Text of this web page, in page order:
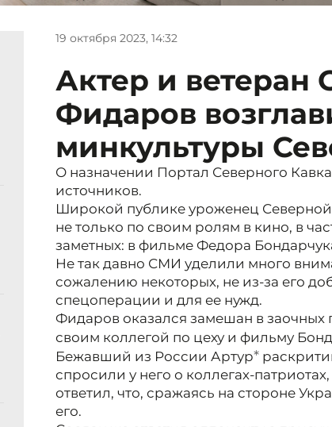
19 октября 2023, 14:32
Актер и ветеран
Фидаров
минкультуры
О назначении Портал Северного
источников.
Широкой публике уроженец
не только по своим ролям в кино, в
заметных: в фильме Федора
Не так давно СМИ уделили много
сожалению некоторых, не из-за его
спецоперации и для ее нужд.
Фидаров оказался замешан в заочных
своим коллегой по цеху и фильму
Бежавший из России Артур*
спросили у него о коллегах-
ответил, что, сражаясь на стороне
его.